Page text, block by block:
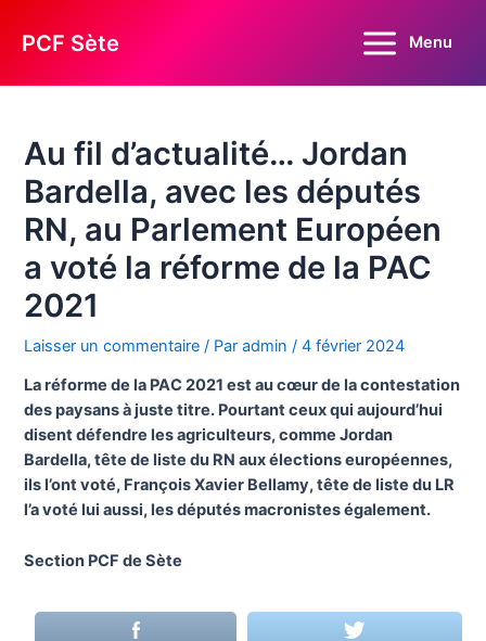
PCF Sète
Main
Menu
Au fil d’actualité… Jordan
Bardella, avec les députés
RN, au Parlement Européen
a voté la réforme de la PAC
2021
Laisser un commentaire / Paradmin/4 février 2024
La réforme de la PAC 2021 est au cœur de la contestation
des paysans à juste titre. Pourtant ceux qui aujourd’hui
disent défendre les agriculteurs, comme Jordan
Bardella, tête de liste du RN aux élections européennes,
ils l’ont voté, François Xavier Bellamy, tête de liste du LR
l’a voté lui aussi, les députés macronistes également.
Section PCF de Sète